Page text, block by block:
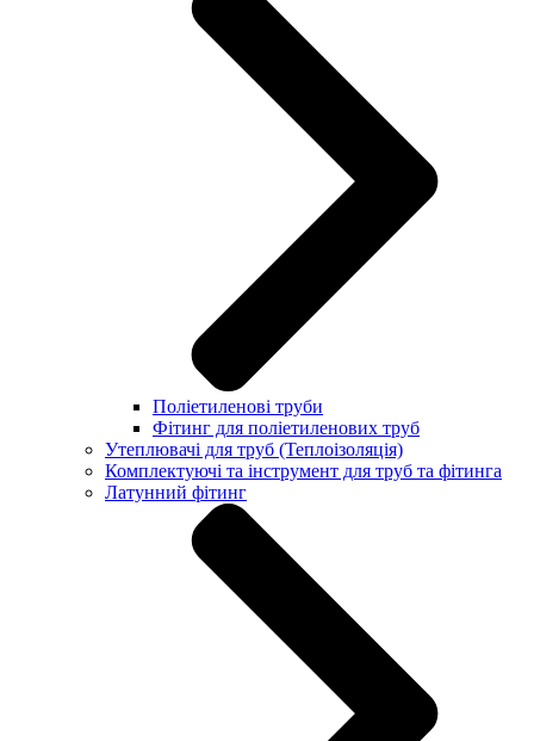
Поліетиленові труби
Фітинг для поліетиленових труб
Утеплювачі для труб (Теплоізоляція)
Комплектуючі та інструмент для труб та фітинга
Латунний фітинг